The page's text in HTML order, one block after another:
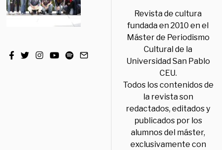
Revista de cultura
fundada en 2010 en el
Máster de Periodismo
Cultural de la
Universidad San Pablo
CEU.
Todos los contenidos de
la revista son
redactados, editados y
publicados por los
alumnos del máster,
exclusivamente con